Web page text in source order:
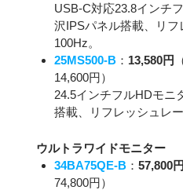
USB-C対応23.8インチ
沢IPSパネル搭載、リフ
100Hz。
25MS500-B ： 13,580円
14,600円）
24.5インチフルHDモニ
搭載、リフレッシュレー
ウルトラワイドモニター
34BA75QE-B ： 57,800円
74,800円）